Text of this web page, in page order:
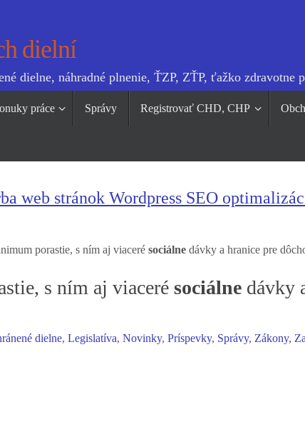
dielní
dielne, náhradné plnenie, ŤZP, ZŤP, ťažko zdravotne
práce Správy Registrovať CHD, CHP
web stránok Wordpress SEO
porastie, s ním aj viaceré sociálnedávky a hranice pre
s ním aj viaceré sociálne dávky
dielne,Legislatíva,Novinky,Príspevky, Správy,Zákony,